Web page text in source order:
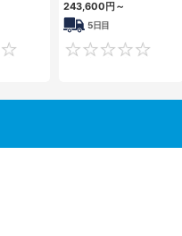
0
243,600円～
5日目